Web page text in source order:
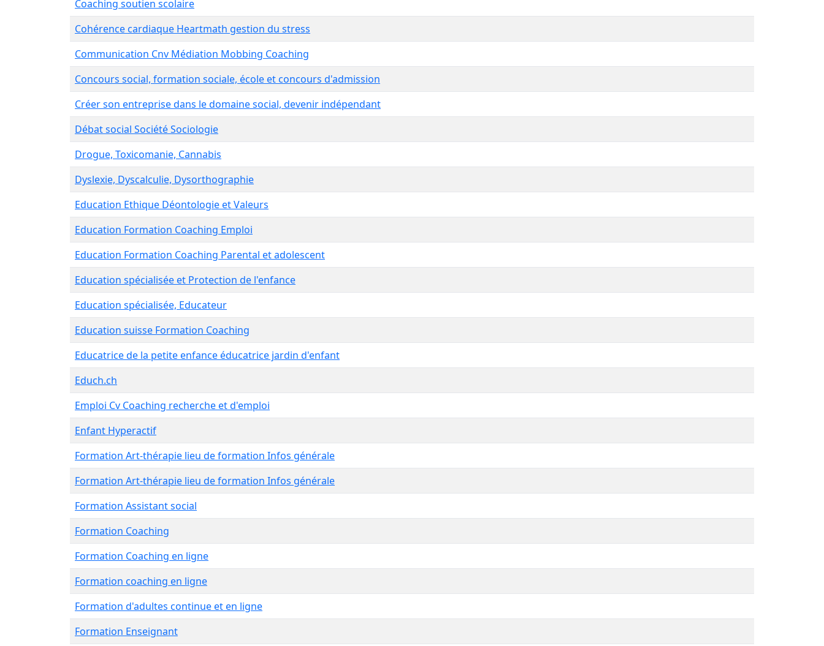
Coaching soutien scolaire
Cohérence cardiaque Heartmath gestion du stress
Communication Cnv Médiation Mobbing Coaching
Concours social, formation sociale, école et concours d'admission
Créer son entreprise dans le domaine social, devenir indépendant
Débat social Société Sociologie
Drogue, Toxicomanie, Cannabis
Dyslexie, Dyscalculie, Dysorthographie
Education Ethique Déontologie et Valeurs
Education Formation Coaching Emploi
Education Formation Coaching Parental et adolescent
Education spécialisée et Protection de l'enfance
Education spécialisée, Educateur
Education suisse Formation Coaching
Educatrice de la petite enfance éducatrice jardin d'enfant
Educh.ch
Emploi Cv Coaching recherche et d'emploi
Enfant Hyperactif
Formation Art-thérapie lieu de formation Infos générale
Formation Art-thérapie lieu de formation Infos générale
Formation Assistant social
Formation Coaching
Formation Coaching en ligne
Formation coaching en ligne
Formation d'adultes continue et en ligne
Formation Enseignant